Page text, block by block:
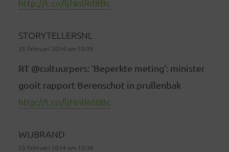
http://t.co/ljNnlRd8Bc
STORYTELLERSNL
25 februari 2014 om 10:39
RT @cultuurpers: ‘Beperkte meting’: minister
gooit rapport Berenschot in prullenbak
http://t.co/ljNnlRd8Bc
WIJBRAND
25 februari 2014 om 10:36